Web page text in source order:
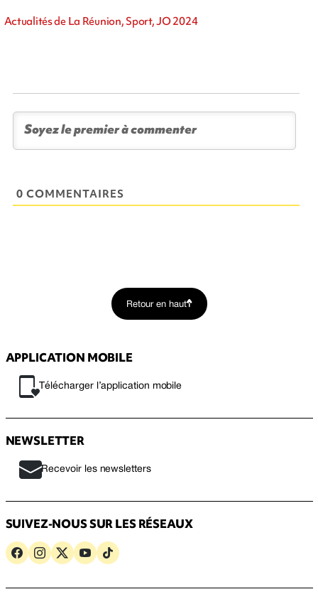
Actualités de La Réunion, Sport, JO 2024
0 COMMENTAIRES
Retour en haut
APPLICATION MOBILE
Télécharger l’application mobile
NEWSLETTER
Recevoir les newsletters
SUIVEZ-NOUS SUR LES RÉSEAUX